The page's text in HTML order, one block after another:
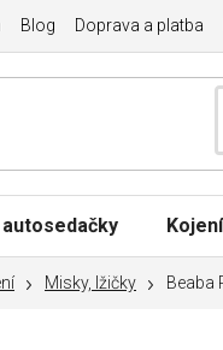
Blog Doprava a platba
Misky, lžičky Beaba